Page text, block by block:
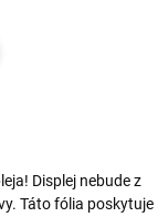
Displej nebude z
Táto fólia poskytuje